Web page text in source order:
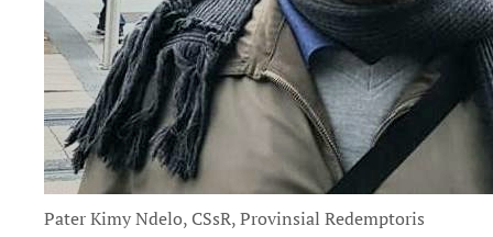
Pater Kimy Ndelo, CSsR, Provinsial Redemptoris